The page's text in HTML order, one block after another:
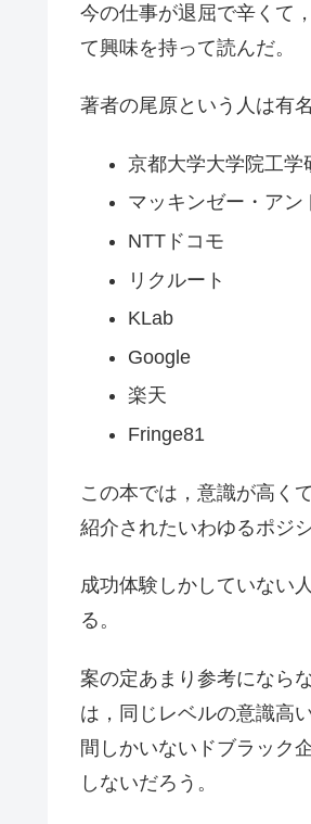
今の仕事が退屈で辛くて
て興味を持って読んだ。
著者の尾原という人は有
京都大学大学院工学
マッキンゼー・アン
NTTドコモ
リクルート
KLab
Google
楽天
Fringe81
この本では，意識が高く
紹介されたいわゆるポジ
成功体験しかしていない
る。
案の定あまり参考になら
は，同じレベルの意識高
間しかいないドブラック
しないだろう。